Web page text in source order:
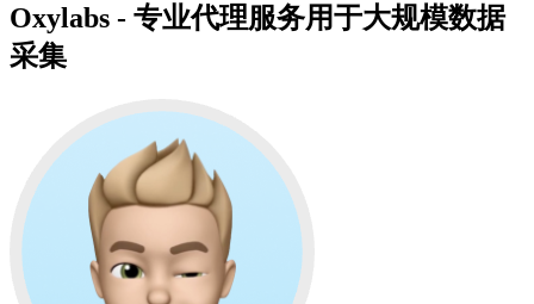
Oxylabs - 专业代理服务用于大规模数据
采集